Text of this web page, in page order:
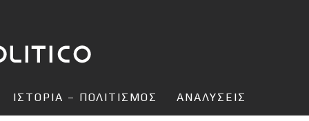
ΙΣΤΟΡΙΑ – ΠΟΛΙΤΙΣΜΟΣ ΑΝΑΛΥΣΕΙΣ